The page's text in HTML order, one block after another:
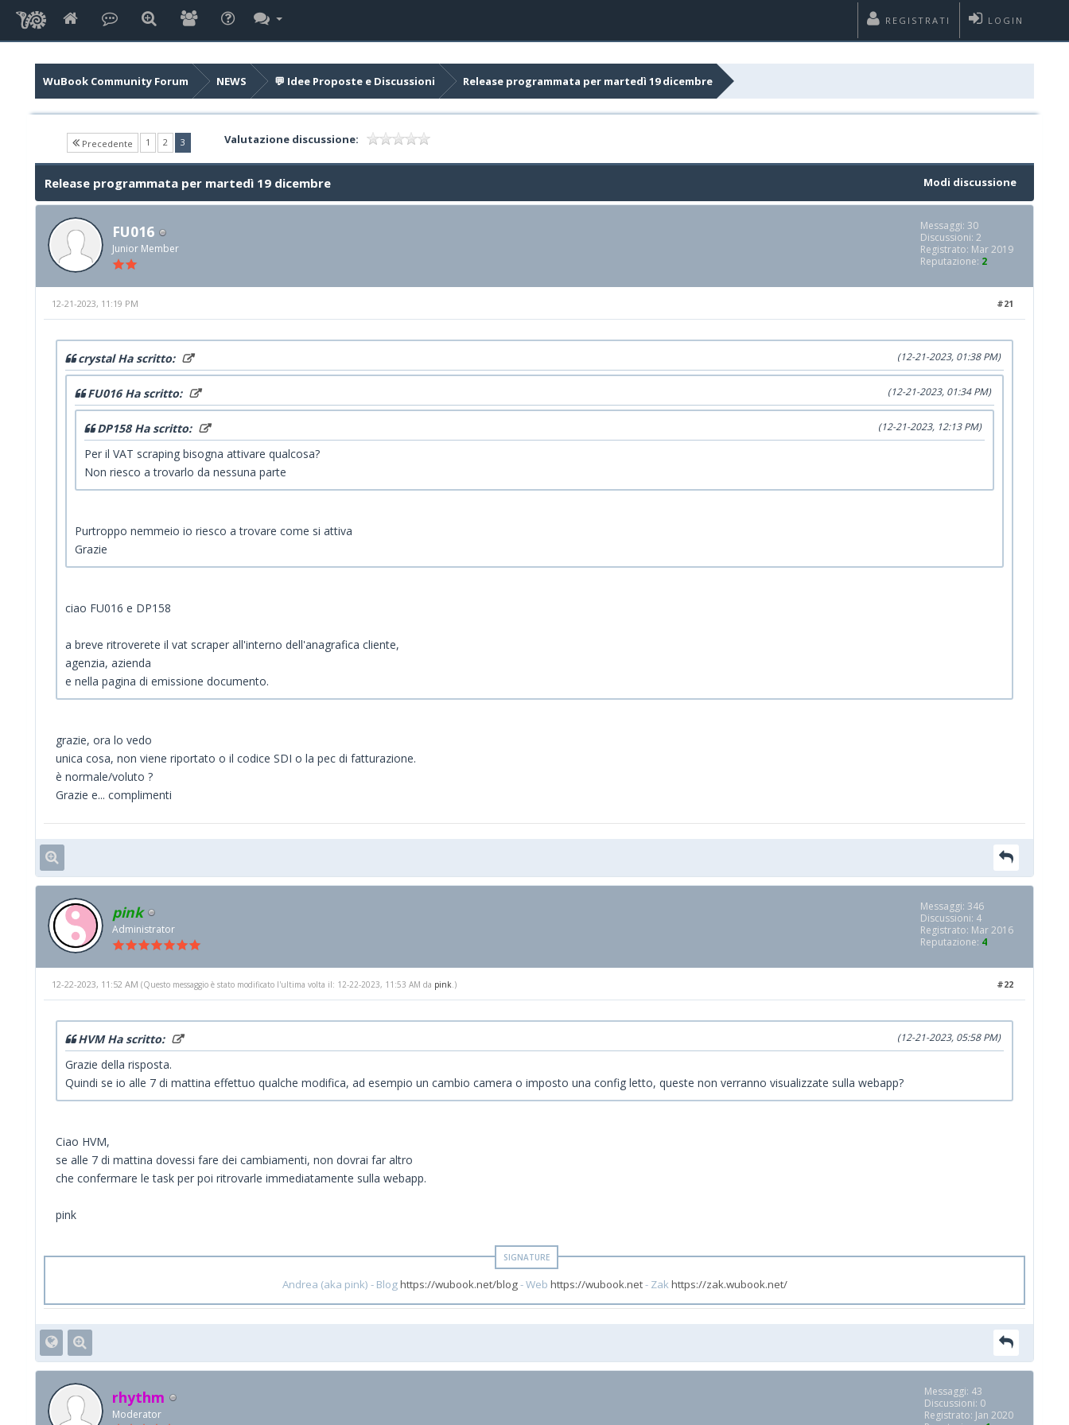
LOGIN
REGISTRATI
WuBook Community Forum NEWS 💬 Idee Proposte e Discussioni Release programmata per martedì 19 dicembre
Precedente 1 2 3(current) Valutazione discussione:
Modi discussione
Release programmata per martedì 19 dicembre
FU016
Junior Member
Messaggi: 30
Discussioni: 2
Registrato: Mar 2019
Reputazione: 2
#21
12-21-2023, 11:19 PM
(12-21-2023, 01:38 PM)
crystal Ha scritto:
(12-21-2023, 01:34 PM)
FU016 Ha scritto:
(12-21-2023, 12:13 PM)
DP158 Ha scritto:
Per il VAT scraping bisogna attivare qualcosa?
Non riesco a trovarlo da nessuna parte
Purtroppo nemmeio io riesco a trovare come si attiva
Grazie
ciao FU016 e DP158
a breve ritroverete il vat scraper all'interno dell'anagrafica cliente,
agenzia, azienda
e nella pagina di emissione documento.
grazie, ora lo vedo
unica cosa, non viene riportato o il codice SDI o la pec di fatturazione.
è normale/voluto ?
Grazie e... complimenti
pink
Administrator
Messaggi: 346
Discussioni: 4
Registrato: Mar 2016
Reputazione: 4
#22
12-22-2023, 11:52 AM (Questo messaggio è stato modificato l'ultima volta il: 12-22-2023, 11:53 AM da pink .)
(12-21-2023, 05:58 PM)
HVM Ha scritto:
Grazie della risposta.
Quindi se io alle 7 di mattina effettuo qualche modifica, ad esempio un cambio camera o imposto una config letto, queste non verranno visualizzate sulla webapp?
Ciao HVM,
se alle 7 di mattina dovessi fare dei cambiamenti, non dovrai far altro
che confermare le task per poi ritrovarle immediatamente sulla webapp.
pink
Andrea (aka pink) - Bloghttps://wubook.net/blog- Web https://wubook.net- Zak https://zak.wubook.net/
rhythm
Moderator
Messaggi: 43
Discussioni: 0
Registrato: Jan 2020